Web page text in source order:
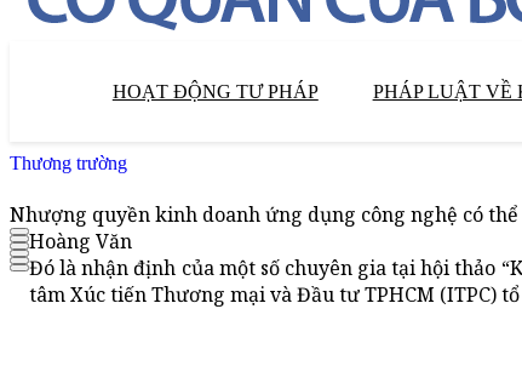
HOẠT ĐỘNG TƯ PHÁP PHÁP LUẬT VỀ
Thương trường
Nhượng quyền kinh doanh ứng dụng công nghệ có
Hoàng Văn
Đó là nhận định của một số chuyên gia tại hội thảo
tâm Xúc tiến Thương mại và Đầu tư TPHCM (ITPC)